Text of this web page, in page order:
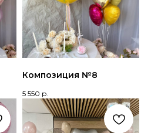
Композиция №8
5 550 р.